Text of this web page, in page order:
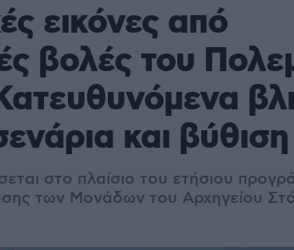
εικόνες από
βολές του
και
στο πλαίσιο του ετήσιου
των Μονάδων του Αρχηγείου